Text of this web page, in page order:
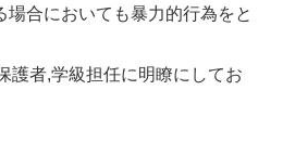
場合においても暴力的行為をと
護者,学級担任に明瞭にしてお